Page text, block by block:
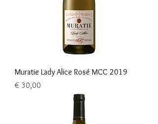
Muratie Lady Alice Rosé MCC 2019
Prijs
€ 30,00